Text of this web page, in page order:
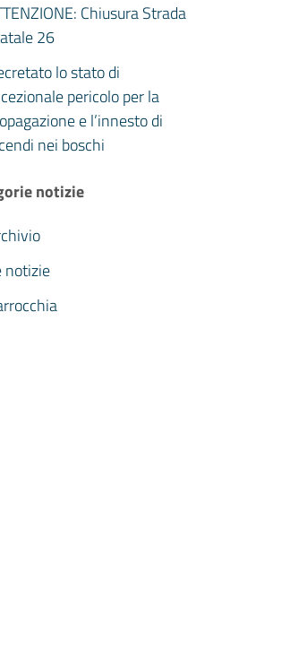
Chiusura Strada
26
lo stato di
pericolo per la
e l’innesto di
nei boschi
notizie
notizie